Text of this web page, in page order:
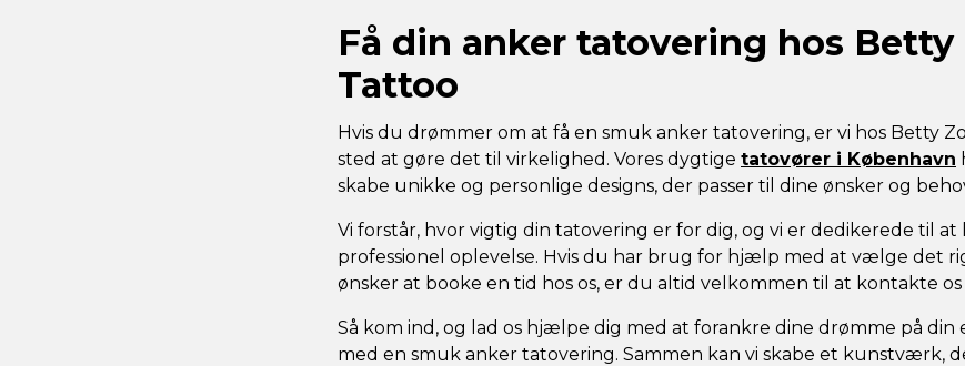
Få din anker tatovering hos Betty
Tattoo
Hvis du drømmer om at få en smuk anker tatovering, er vi hos Betty
sted at gøre det til virkelighed. Vores dygtige tatovører i København
skabe unikke og personlige designs, der passer til dine ønsker og
Vi forstår, hvor vigtig din tatovering er for dig, og vi er dedikerede til at
professionel oplevelse. Hvis du har brug for hjælp med at vælge det
ønsker at booke en tid hos os, er du altid velkommen til at kontakte
Så kom ind, og lad os hjælpe dig med at forankre dine drømme på din
med en smuk anker tatovering. Sammen kan vi skabe et kunstværk,